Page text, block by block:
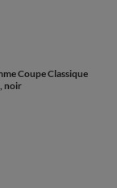
Coupe Classique
noir